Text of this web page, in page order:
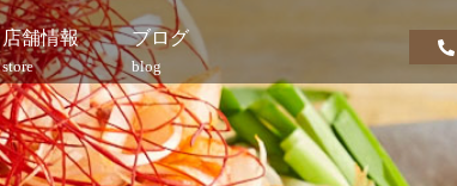
店舗情報
store
ブログ
blog